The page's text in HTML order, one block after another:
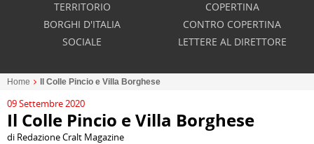
TERRITORIO
BORGHI D'ITALIA
SOCIALE
COPERTINA
CONTRO COPERTINA
LETTERE AL DIRETTORE
Home Il Colle Pincio e Villa Borghese
09 Settembre 2020
Il Colle Pincio e Villa Borghese
di Redazione Cralt Magazine